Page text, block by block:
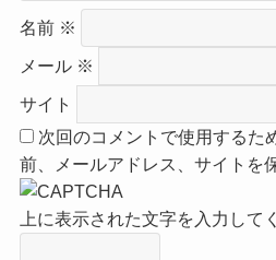
名前 ※
メール ※
サイト
次回のコメントで使用するた
前、メールアドレス、サイトを
上に表示された文字を入力して